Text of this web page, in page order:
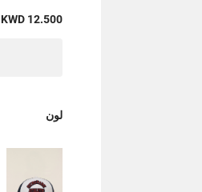
KWD 12.500
لون